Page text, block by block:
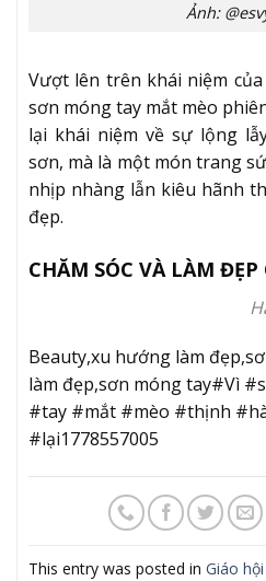
Ảnh:
Vượt lên trên khái niệm
sơn móng tay mắt mèo
lại khái niệm về sự lộng
sơn, mà là một món trang
nhịp nhàng lẫn kiêu hãnh
đẹp.
CHĂM SÓC VÀ LÀM
Beauty,xu hướng làm
làm đẹp,sơn móng tay#Vì
#tay #mắt #mèo #thịnh
#lại1778557005
This entry was posted in Giáo